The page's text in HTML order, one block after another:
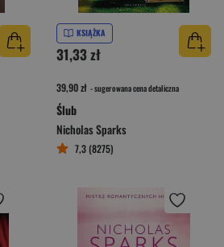
KSIĄŻKA
31,33 zł
39,90 zł - sugerowana cena detaliczna
Ślub
Nicholas Sparks
7,3 (8275)